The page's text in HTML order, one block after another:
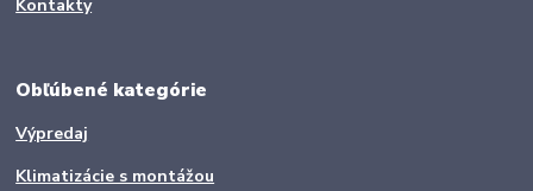
Kontakty
Obľúbené kategórie
Výpredaj
Klimatizácie s montážou